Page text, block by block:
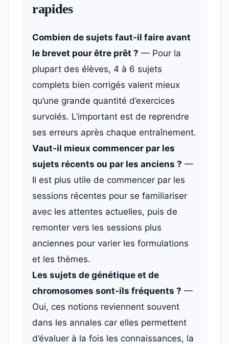
rapides
Combien de sujets faut-il faire avant
le brevet pour être prêt ? — Pour la
plupart des élèves, 4 à 6 sujets
complets bien corrigés valent mieux
qu’une grande quantité d’exercices
survolés. L’important est de reprendre
ses erreurs après chaque entraînement.
Vaut-il mieux commencer par les
sujets récents ou par les anciens ? —
Il est plus utile de commencer par les
sessions récentes pour se familiariser
avec les attentes actuelles, puis de
remonter vers les sessions plus
anciennes pour varier les formulations
et les thèmes.
Les sujets de génétique et de
chromosomes sont-ils fréquents ? —
Oui, ces notions reviennent souvent
dans les annales car elles permettent
d’évaluer à la fois les connaissances, la